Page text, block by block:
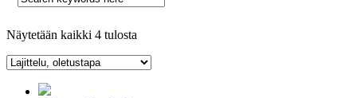
Näytetään kaikki 4 tulosta